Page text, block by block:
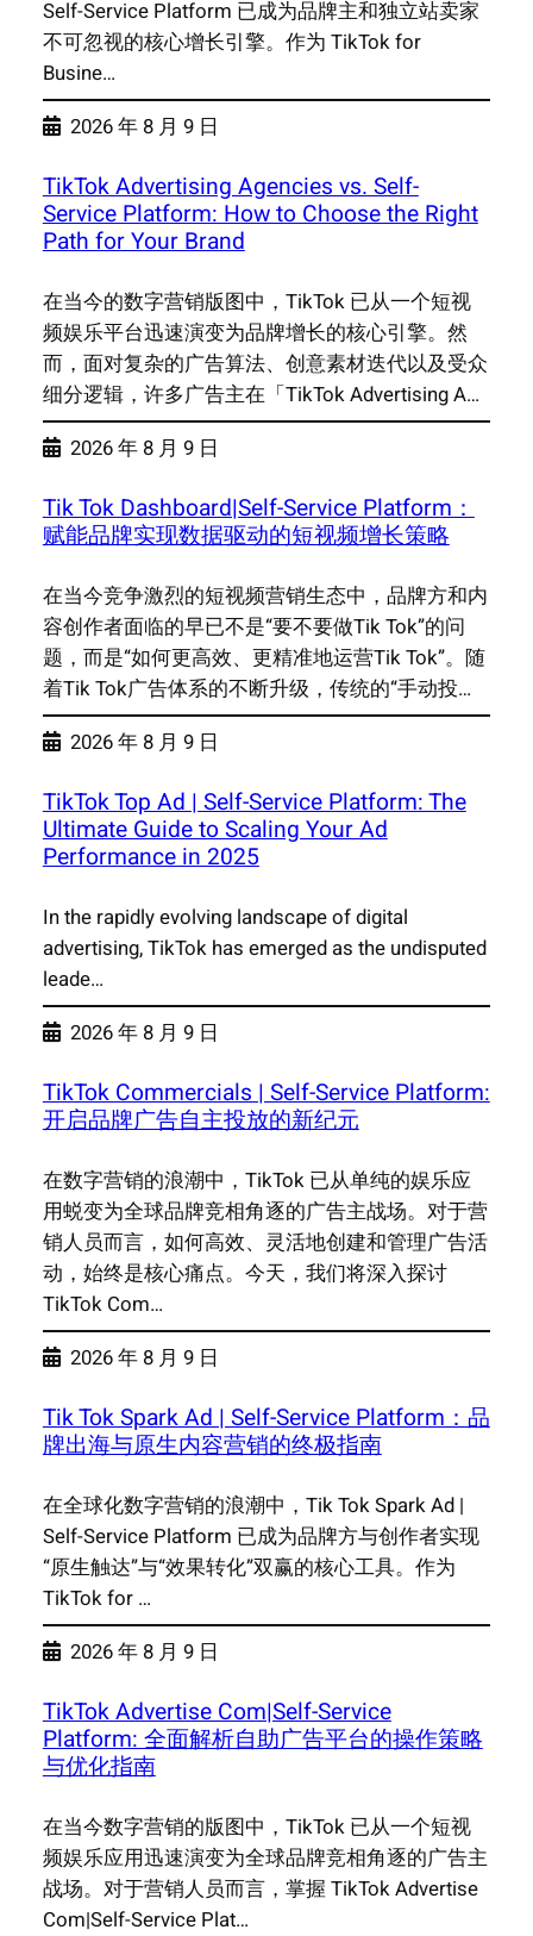
Self-Service Platform 已成为品牌主和独立站卖家
不可忽视的核心增长引擎。作为 TikTok for
Busine…
2026 年 8 月 9 日
TikTok Advertising Agencies vs. Self-
Service Platform: How to Choose the Right
Path for Your Brand
在当今的数字营销版图中，TikTok 已从一个短视
频娱乐平台迅速演变为品牌增长的核心引擎。然
而，面对复杂的广告算法、创意素材迭代以及受众
细分逻辑，许多广告主在「TikTok Advertising A…
2026 年 8 月 9 日
Tik Tok Dashboard|Self-Service Platform：
赋能品牌实现数据驱动的短视频增长策略
在当今竞争激烈的短视频营销生态中，品牌方和内
容创作者面临的早已不是“要不要做Tik Tok”的问
题，而是“如何更高效、更精准地运营Tik Tok”。随
着Tik Tok广告体系的不断升级，传统的“手动投…
2026 年 8 月 9 日
TikTok Top Ad | Self-Service Platform: The
Ultimate Guide to Scaling Your Ad
Performance in 2025
In the rapidly evolving landscape of digital
advertising, TikTok has emerged as the undisputed
leade…
2026 年 8 月 9 日
TikTok Commercials | Self-Service Platform:
开启品牌广告自主投放的新纪元
在数字营销的浪潮中，TikTok 已从单纯的娱乐应
用蜕变为全球品牌竞相角逐的广告主战场。对于营
销人员而言，如何高效、灵活地创建和管理广告活
动，始终是核心痛点。今天，我们将深入探讨
TikTok Com…
2026 年 8 月 9 日
Tik Tok Spark Ad | Self-Service Platform：品
牌出海与原生内容营销的终极指南
在全球化数字营销的浪潮中，Tik Tok Spark Ad |
Self-Service Platform 已成为品牌方与创作者实现
“原生触达”与“效果转化”双赢的核心工具。作为
TikTok for …
2026 年 8 月 9 日
TikTok Advertise Com|Self-Service
Platform: 全面解析自助广告平台的操作策略
与优化指南
在当今数字营销的版图中，TikTok 已从一个短视
频娱乐应用迅速演变为全球品牌竞相角逐的广告主
战场。对于营销人员而言，掌握 TikTok Advertise
Com|Self-Service Plat…